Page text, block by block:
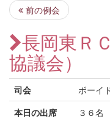
前の例会
長岡東Ｒ
協議会）
司会
ボーイ
本日の出席
３６名